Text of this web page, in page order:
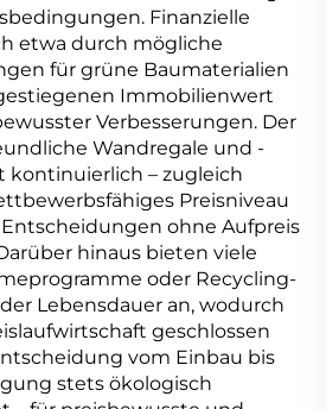
Finanzielle
etwa durch mögliche
für grüne Baumaterialien
Immobilienwert
Verbesserungen. Der
Wandregale und -
kontinuierlich – zugleich
Preisniveau
ohne Aufpreis
hinaus bieten viele
oder Recycling-
Lebensdauer an, wodurch
geschlossen
vom Einbau bis
stets ökologisch